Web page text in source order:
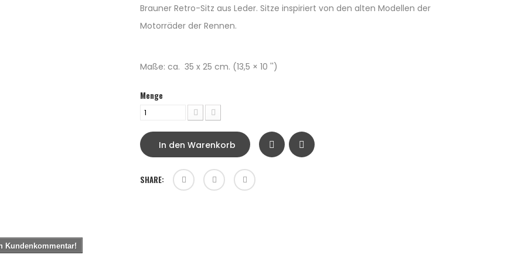
Brauner Retro-Sitz aus Leder. Sitze inspiriert von den alten Modellen der
Motorräder der Rennen.
Maße: ca. 35 x 25 cm. (13,5 × 10 '')
Menge
In den Warenkorb
SHARE:
Kundenkommentar!